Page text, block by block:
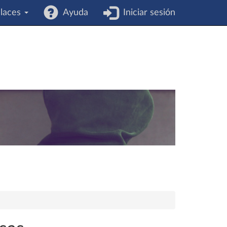
Ayuda Iniciar sesión